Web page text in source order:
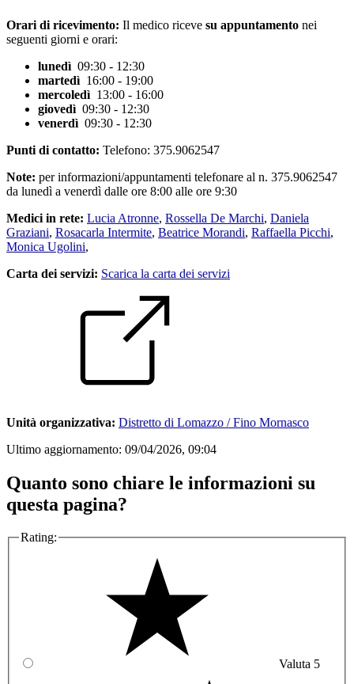
Orari di ricevimento: Il medico riceve su appuntamento nei
seguenti giorni e orari:
lunedì 09:30 - 12:30
martedì 16:00 - 19:00
mercoledì 13:00 - 16:00
giovedì 09:30 - 12:30
venerdì 09:30 - 12:30
Punti di contatto: Telefono: 375.9062547
Note: per informazioni/appuntamenti telefonare al n. 375.9062547
da lunedì a venerdì dalle ore 8:00 alle ore 9:30
Medici in rete: Lucia Atronne, Rossella De Marchi, Daniela
Graziani, Rosacarla Intermite, Beatrice Morandi, Raffaella Picchi,
Monica Ugolini,
Carta dei servizi: Scarica la carta dei servizi
Unità organizzativa: Distretto di Lomazzo / Fino Mornasco
Ultimo aggiornamento: 09/04/2026, 09:04
Quanto sono chiare le informazioni su
questa pagina?
Rating:
Valuta 5